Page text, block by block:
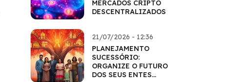
MERCADOS CRIPTO
DESCENTRALIZADOS
21/07/2026 - 12:36
PLANEJAMENTO
SUCESSÓRIO:
ORGANIZE O FUTURO
DOS SEUS ENTES